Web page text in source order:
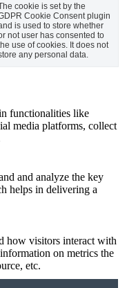
cookie is set by the
Cookie Consent plugin
is used to store whether
not user has consented to
use of cookies. It does not
any personal data.
functionalities like
media platforms, collect
and analyze the key
helps in delivering a
how visitors interact with
on metrics the
etc.